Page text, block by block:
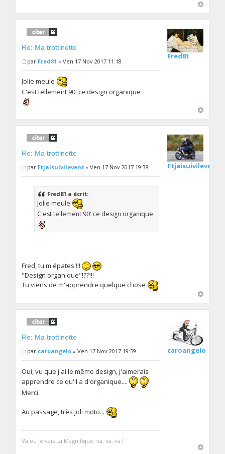
Re: Ma trottinette
par Fred81 » Ven 17 Nov 2017 11:18
Jolie meule
C'est tellement 90' ce design organique
Fred81
Re: Ma trottinette
par Etjaisuivilevent » Ven 17 Nov 2017 19:38
Fred81 a écrit:
Jolie meule
C'est tellement 90' ce design organique
Fred, tu m'épates !!!
"Design organique"!??!!!
Tu viens de m'apprendre quelque chose
Etjaisuivilevent
Re: Ma trottinette
par caroangelo » Ven 17 Nov 2017 19:59
Oui, vu que j'ai le même design, j'aimerais
apprendre ce qu'il a d'organique....
Merci
Au passage, très joli moto...
Va où je vais La Magnifique, va, va, va !
caroangelo